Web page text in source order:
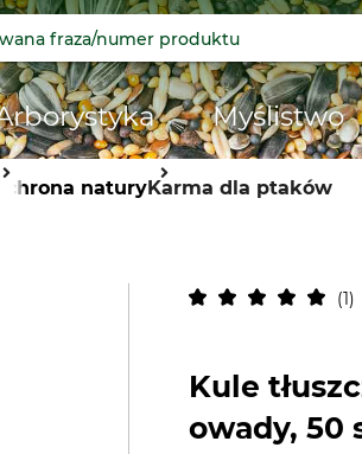
Myślistwo
Ochrona naturyKarma dla ptaków
1
Kule
owady, 50